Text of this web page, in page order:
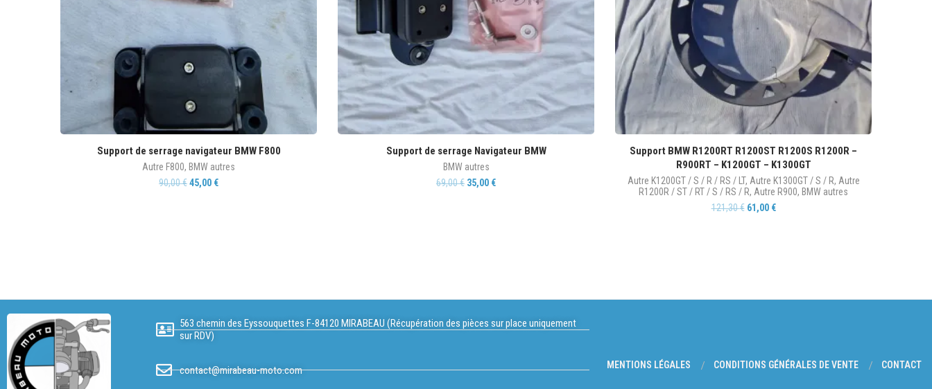
Support de serrage navigateur BMW F800
Autre F800, BMW autres
90,00€45,00 €
Support de serrage Navigateur BMW
BMW autres
69,00€ 35,00 €
Support BMW R1200RT R1200ST R1200S R1200R –
R900RT – K1200GT – K1300GT
Autre K1200GT / S / R / RS / LT, Autre K1300GT / S / R, Autre
R1200R / ST / RT / S / RS / R, Autre R900, BMW autres
121,30€ 61,00 €
563 chemin des Eyssouquettes F-84120 MIRABEAU (Récupération des pièces sur place uniquement
sur RDV)
contact@mirabeau-moto.com MENTIONS LÉGALES CONDITIONS GÉNÉRALES DE VENTE CONTACT